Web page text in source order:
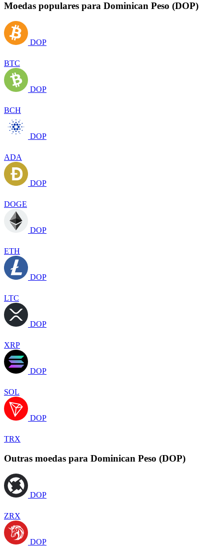
Moedas populares para Dominican Peso (DOP)
DOP
BTC
DOP
BCH
DOP
ADA
DOP
DOGE
DOP
ETH
DOP
LTC
DOP
XRP
DOP
SOL
DOP
TRX
Outras moedas para Dominican Peso (DOP)
DOP
ZRX
DOP